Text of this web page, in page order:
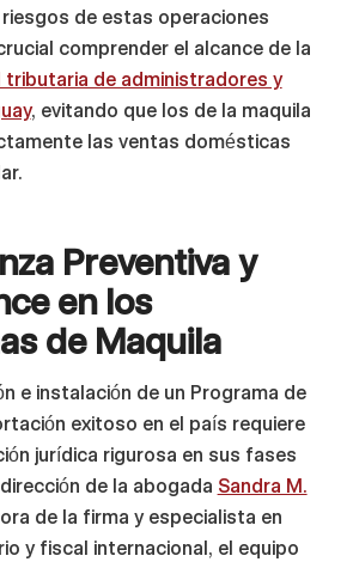
de estas operaciones
comprender el alcance de la
tributaria de administradores y
, evitando que los de la maquila
las ventas domésticas
Preventiva y
en los
de Maquila
e instalación de un Programa de
exitoso en el país requiere
jurídica rigurosa en sus fases
de la abogada Sandra M.
de la firma y especialista en
y fiscal internacional, el equipo